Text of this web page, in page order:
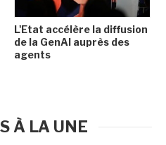
L'Etat accélère la diffusion
de la GenAI auprès des
agents
À LA UNE